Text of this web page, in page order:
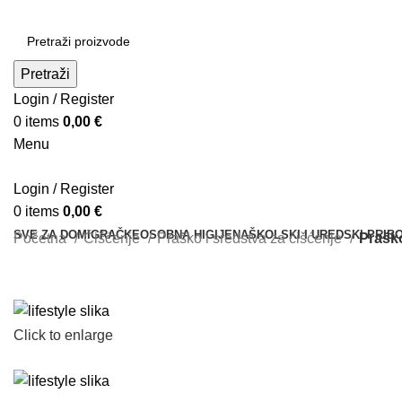
Pretraži
Login / Register
0 items 0,00 €
Menu
Login / Register
0 items 0,00 €
SVE ZA DOMIGRAČKEOSOBNA HIGIJENAŠKOLSKI I UREDSKI
Početna Čišćenje Praško i sredstva za čišćenje
Click to enlarge